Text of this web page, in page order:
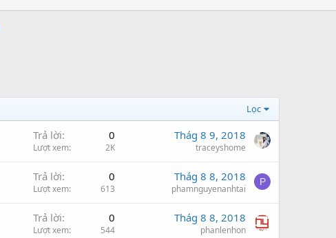
Lọc
Trả lời 0
Lượt xem 2K
Thág 8 9, 2018
traceyshome
Trả lời 0
Lượt xem 613
Thág 8 8, 2018
phamnguyenanhtai
P
Trả lời 0
Lượt xem 544
Thág 8 8, 2018
phanlenhon